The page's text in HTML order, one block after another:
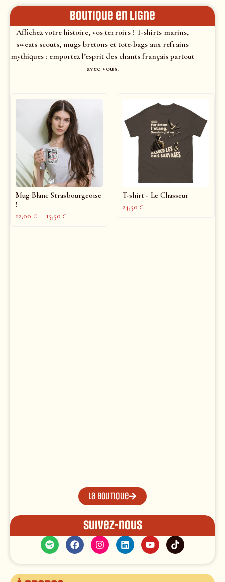
Boutique en ligne
Affichez votre histoire, vos terroirs ! T-shirts marins,
sweats scouts, mugs bretons et tote-bags aux refrains
mythiques : emportez l’esprit des chants français partout
avec vous.
Mug Blanc Strasbourgeoise
!
12,00 € – 15,50 €
T-shirt - Le Chasseur
24,50 €
La boutique
Suivez-nous